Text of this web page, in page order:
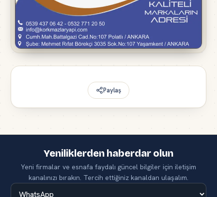
Paylaş
Yeniliklerden haberdar olun
Yeni firmalar ve esnafa faydalı güncel bilgiler için iletişim
kanalınızı bırakın. Tercih ettiğiniz kanaldan ulaşalım.